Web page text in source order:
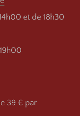
et de 18h30
39 € par